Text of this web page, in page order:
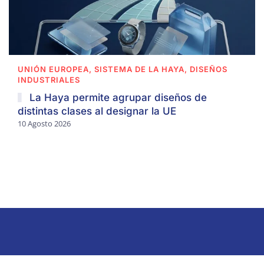
UNIÓN EUROPEA, SISTEMA DE LA HAYA, DISEÑOS
INDUSTRIALES
La Haya permite agrupar diseños de
distintas clases al designar la UE
10 Agosto 2026